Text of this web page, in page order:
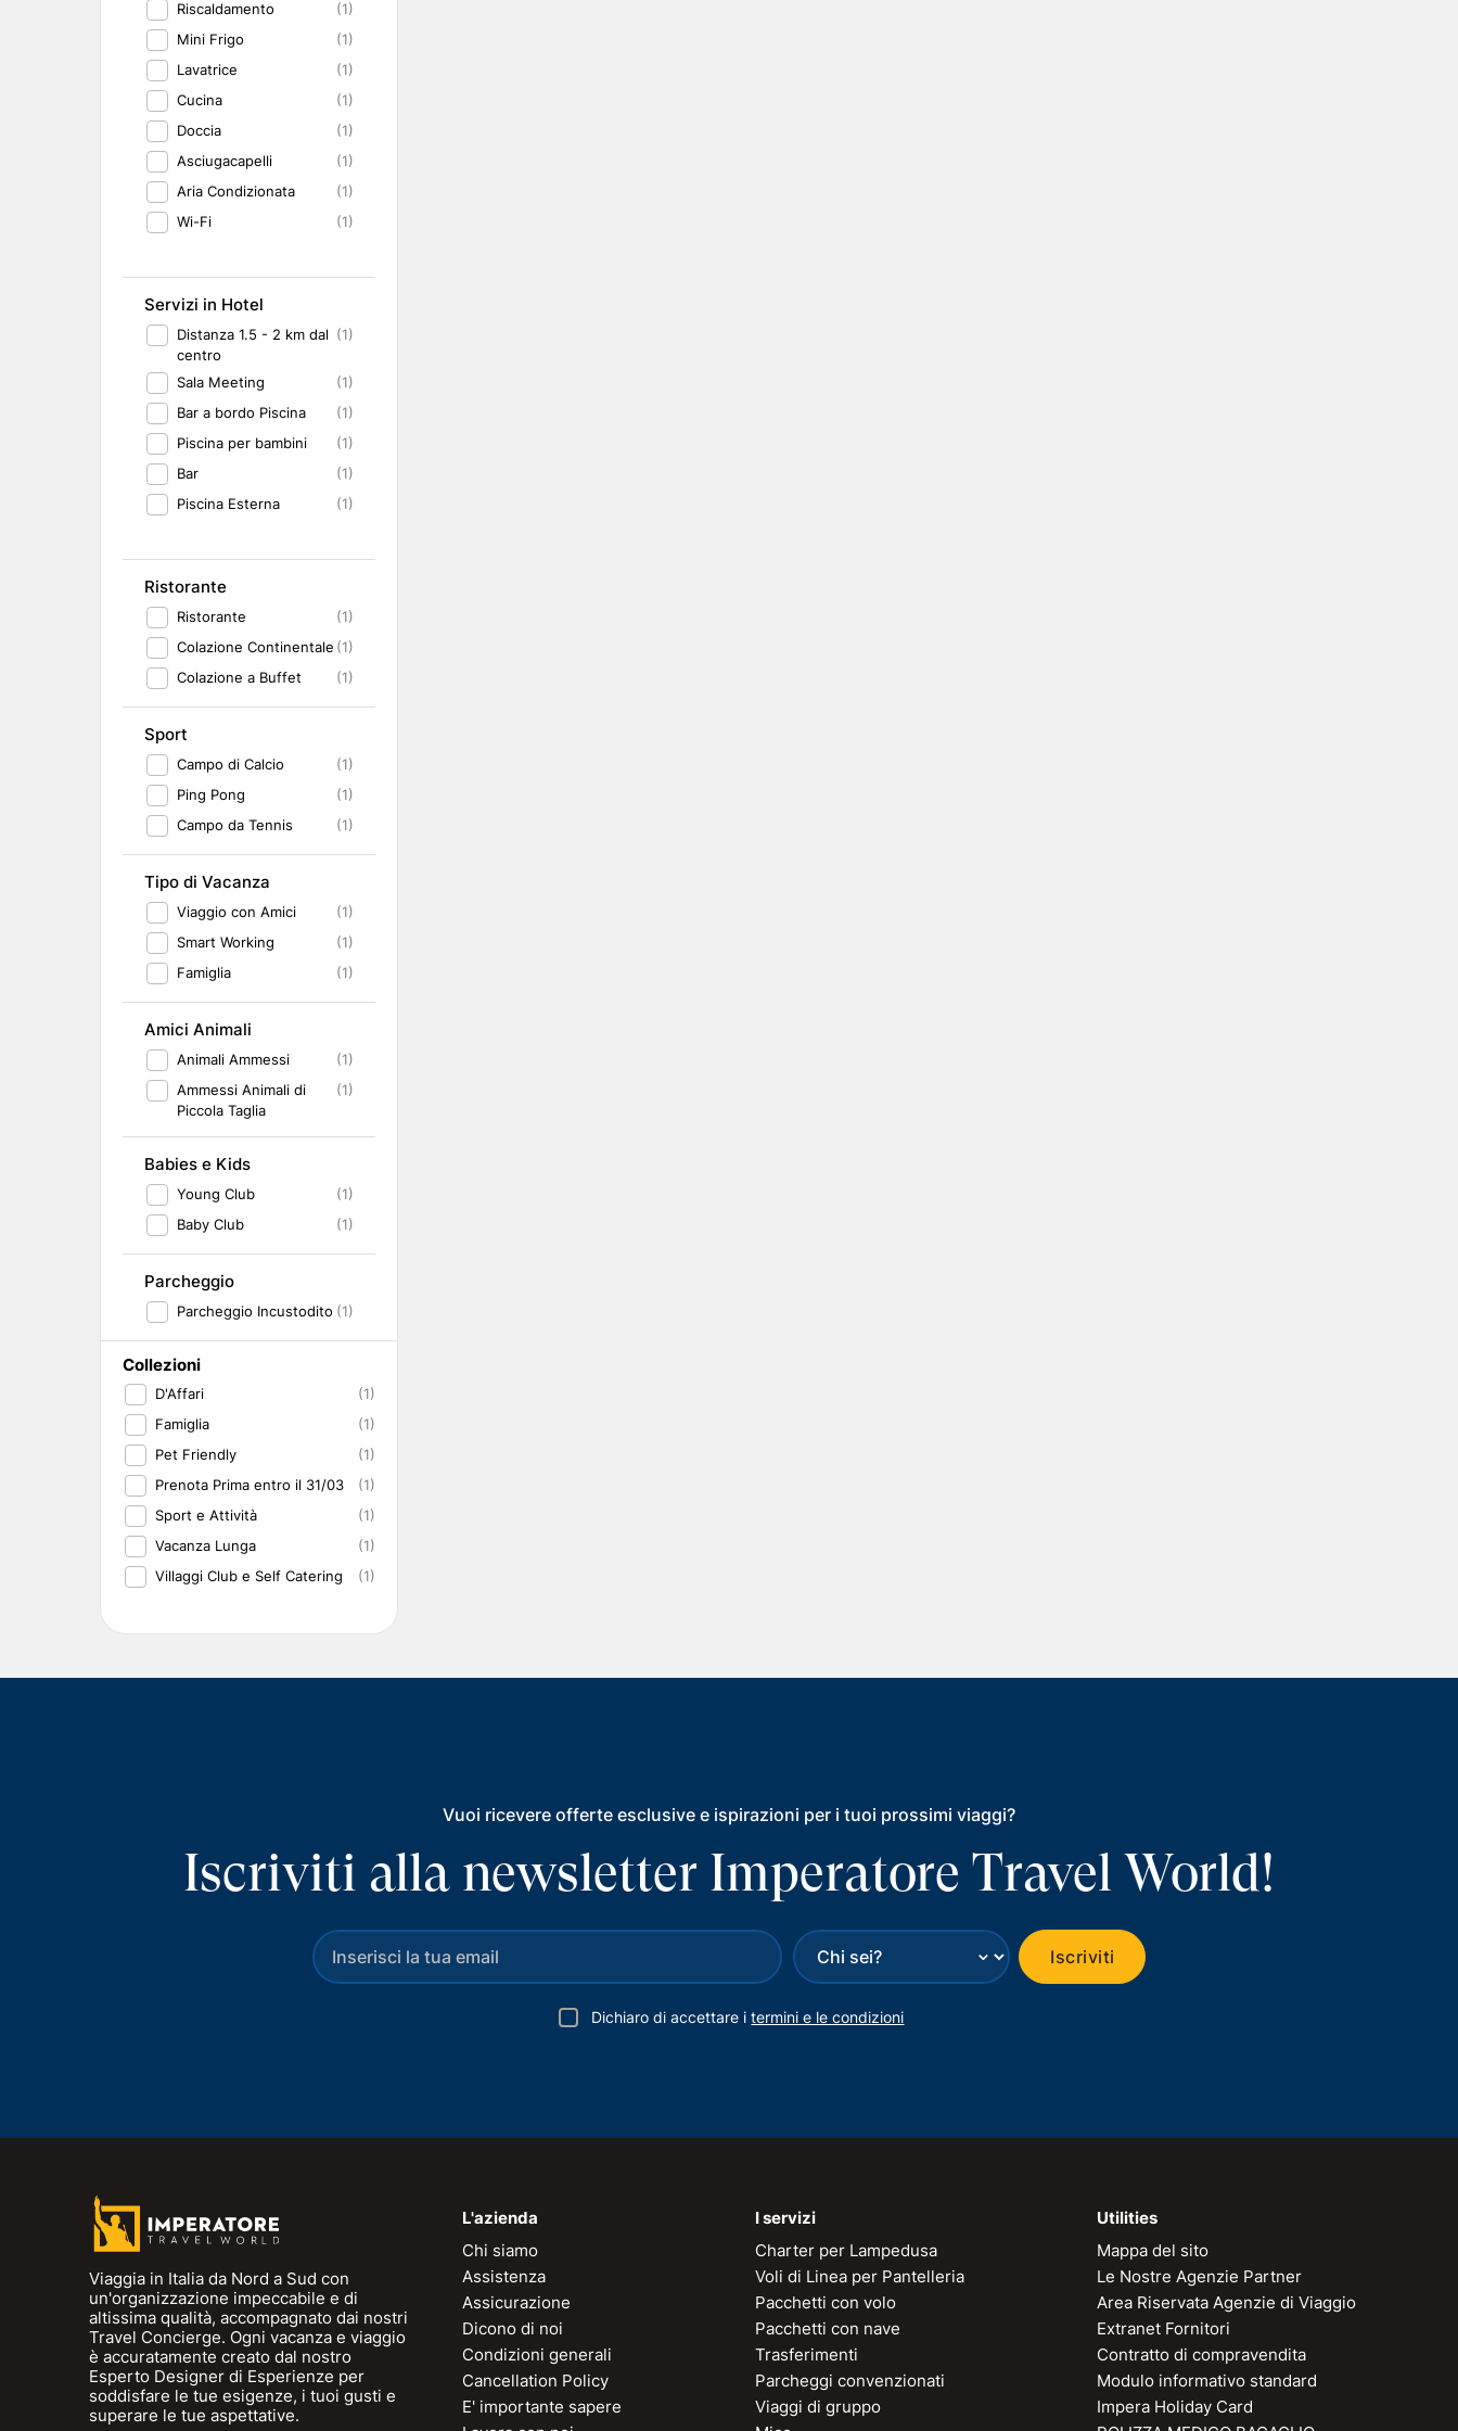
Riscaldamento
(1)
Mini Frigo
(1)
Lavatrice
(1)
Cucina
(1)
Doccia
(1)
Asciugacapelli
(1)
Aria Condizionata
(1)
Wi-Fi
(1)
Servizi in Hotel
Distanza 1.5 - 2 km dal
centro
(1)
Sala Meeting
(1)
Bar a bordo Piscina
(1)
Piscina per bambini
(1)
Bar
(1)
Piscina Esterna
(1)
Ristorante
Ristorante
(1)
Colazione Continentale (1)
Colazione a Buffet
(1)
Sport
Campo di Calcio
(1)
Ping Pong
(1)
Campo da Tennis
(1)
Tipo di Vacanza
Viaggio con Amici
(1)
Smart Working
(1)
Famiglia
(1)
Amici Animali
Animali Ammessi
(1)
Ammessi Animali di
Piccola Taglia
(1)
Babies e Kids
Young Club
(1)
Baby Club
(1)
Parcheggio
Parcheggio Incustodito (1)
Collezioni
D'Affari
(1)
Famiglia
(1)
Pet Friendly
(1)
Prenota Prima entro il 31/03
(1)
Sport e Attività
(1)
Vacanza Lunga
(1)
Villaggi Club e Self Catering
(1)
Vuoi ricevere offerte esclusive e ispirazioni per i tuoi prossimi viaggi?
Iscriviti alla newsletter Imperatore Travel World!
⌄ Iscriviti
Dichiaro di accettare itermini e le condizioni
Viaggia in Italia da Nord a Sud con
un'organizzazione impeccabile e di
altissima qualità, accompagnato dai nostri
Travel Concierge. Ogni vacanza e viaggio
è accuratamente creato dal nostro
Esperto Designer di Esperienze per
soddisfare le tue esigenze, i tuoi gusti e
superare le tue aspettative.
L'azienda
Chi siamo
Assistenza
Assicurazione
Dicono di noi
Condizioni generali
Cancellation Policy
E' importante sapere
I servizi
Charter per Lampedusa
Voli di Linea per Pantelleria
Pacchetti con volo
Pacchetti con nave
Trasferimenti
Parcheggi convenzionati
Viaggi di gruppo
Utilities
Mappa del sito
Le Nostre Agenzie Partner
Area Riservata Agenzie di Viaggio
Extranet Fornitori
Contratto di compravendita
Modulo informativo standard
Impera Holiday Card